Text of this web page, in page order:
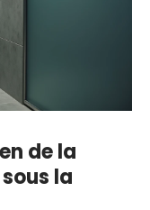
de la
la